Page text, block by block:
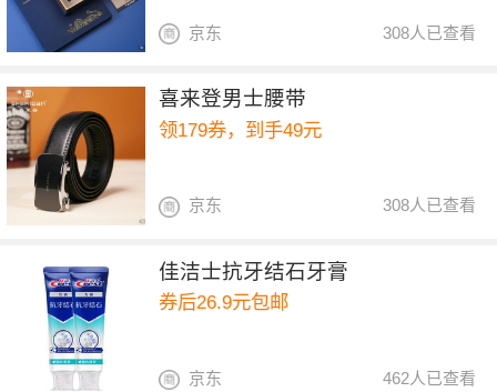
308人已查看
京东
喜来登男士腰带
领179券，到手49元
308人已查看
京东
佳洁士抗牙结石牙膏
券后26.9元包邮
462人已查看
京东